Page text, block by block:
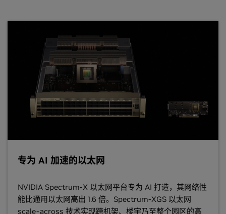
专为 AI 加速的以太网
NVIDIA Spectrum-X 以太网平台专为 AI 打造，其网络性
能比通用以太网高出 1.6 倍。Spectrum-XGS 以太网
scale-across 技术实现跨机架、楼宇乃至整个园区的高